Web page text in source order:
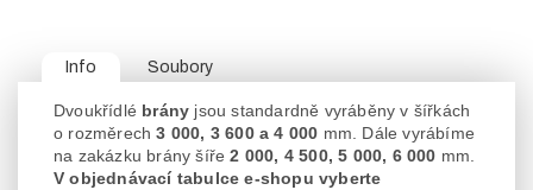
Info Soubory
Dvoukřídlé brány jsou standardně vyráběny v šířkách
o rozměrech3 000, 3 600 a 4 000 mm. Dále vyrábíme
na zakázku brány šíře2 000, 4 500, 5 000, 6 000 mm.
V objednávací tabulce e-shopu vyberte